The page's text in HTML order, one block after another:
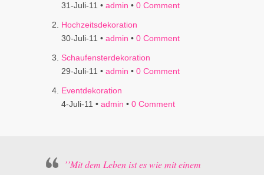
31-Juli-11 • admin • 0 Comment
Hochzeitsdekoration
30-Juli-11 • admin • 0 Comment
Schaufensterdekoration
29-Juli-11 • admin • 0 Comment
Eventdekoration
4-Juli-11 • admin • 0 Comment
’’Mit dem Leben ist es wie mit einem